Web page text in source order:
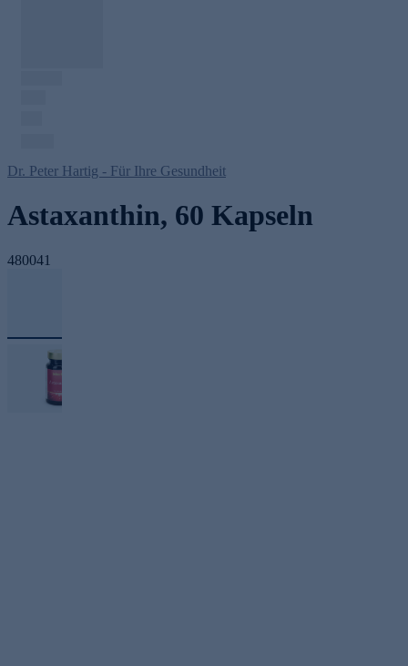
Dr. Peter Hartig - Für Ihre Gesundheit
Astaxanthin, 60 Kapseln
480041